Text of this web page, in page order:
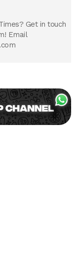
Get in touch
Email